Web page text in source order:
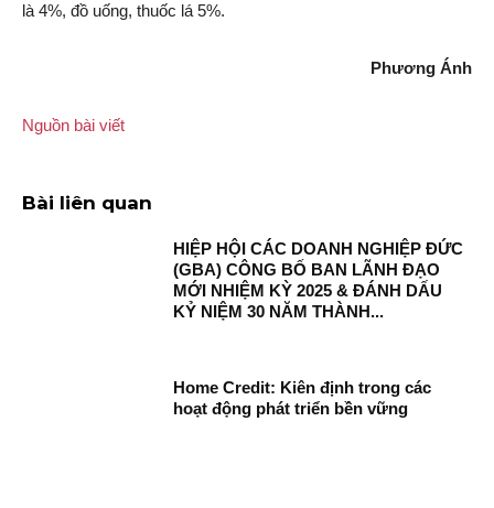
là 4%, đồ uống, thuốc lá 5%.
Phương Ánh
Nguồn bài viết
Bài liên quan
HIỆP HỘI CÁC DOANH NGHIỆP ĐỨC
(GBA) CÔNG BỐ BAN LÃNH ĐẠO
MỚI NHIỆM KỲ 2025 & ĐÁNH DẤU
KỶ NIỆM 30 NĂM THÀNH...
Home Credit: Kiên định trong các
hoạt động phát triển bền vững